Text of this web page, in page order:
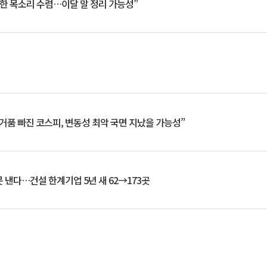
목소리 수렴…이달 말 정리 가능성”
품 빠진 코스피, 변동성 최악 국면 지났을 가능성”
낸다…건설 한계기업 5년 새 62→173곳